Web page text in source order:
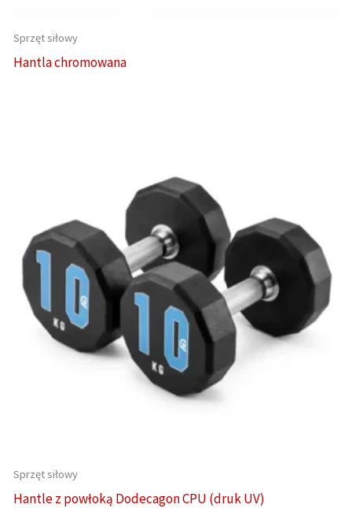
Sprzęt siłowy
Hantla chromowana
Sprzęt siłowy
Hantle z powłoką Dodecagon CPU (druk UV)